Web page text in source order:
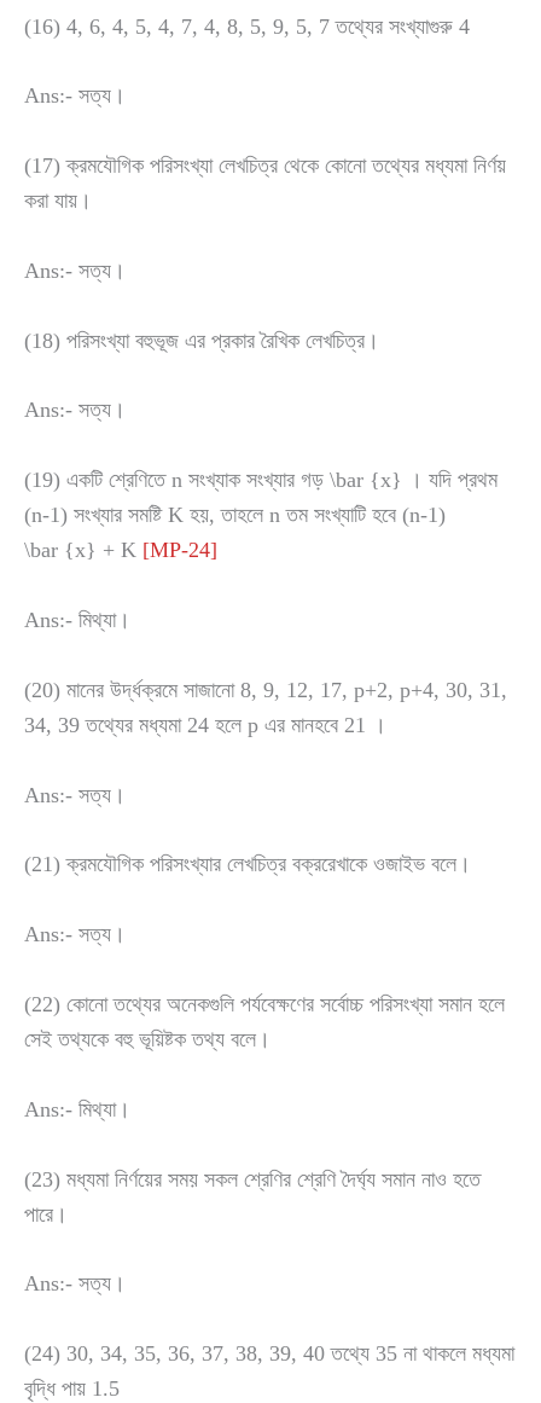
(16) 4, 6, 4, 5, 4, 7, 4, 8, 5, 9, 5, 7 তথ্যের সংখ্যাগুরু 4
Ans:- সত্য।
(17) ক্রমযৌগিক পরিসংখ্যা লেখচিত্র থেকে কোনো তথ্যের মধ্যমা নির্ণয়
করা যায়।
Ans:- সত্য।
(18) পরিসংখ্যা বহুভূজ এর প্রকার রৈখিক লেখচিত্র।
Ans:- সত্য।
(19) একটি শ্রেণিতে n সংখ্যাক সংখ্যার গড় \bar {x} । যদি প্রথম
(n-1) সংখ্যার সমষ্টি K হয়, তাহলে n তম সংখ্যাটি হবে (n-1)
\bar {x} + K [MP-24]
Ans:- মিথ্যা।
(20) মানের উর্দ্ধক্রমে সাজানো 8, 9, 12, 17, p+2, p+4, 30, 31,
34, 39 তথ্যের মধ্যমা 24 হলে p এর মানহবে 21 ।
Ans:- সত্য।
(21) ক্রমযৌগিক পরিসংখ্যার লেখচিত্র বক্ররেখাকে ওজাইভ বলে।
Ans:- সত্য।
(22) কোনো তথ্যের অনেকগুলি পর্যবেক্ষণের সর্বোচ্চ পরিসংখ্যা সমান হলে
সেই তথ্যকে বহু ভূয়িষ্টক তথ্য বলে।
Ans:- মিথ্যা।
(23) মধ্যমা নির্ণয়ের সময় সকল শ্রেণির শ্রেণি দৈর্ঘ্য সমান নাও হতে
পারে।
Ans:- সত্য।
(24) 30, 34, 35, 36, 37, 38, 39, 40 তথ্যে 35 না থাকলে মধ্যমা
বৃদ্ধি পায় 1.5